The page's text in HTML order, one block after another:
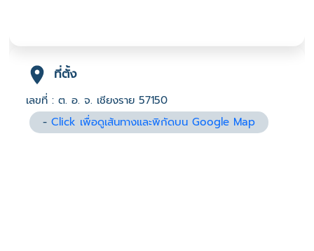
ที่ตั้ง
เลขที่ : ต. อ. จ. เชียงราย 57150
-Click เพื่อดูเส้นทางและพิกัดบน Google Map